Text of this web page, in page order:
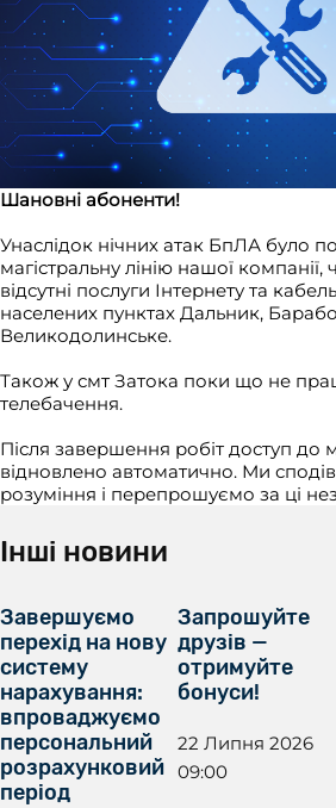
Шановні абоненти!
Унаслідок нічних атак БпЛА було
магістральну лінію нашої
відсутні послуги Інтернету та
населених пунктах Дальник,
Великодолинське.
Також у смт Затока поки що не
телебачення.
Після завершення робіт доступ до
відновлено автоматично. Ми
розуміння і перепрошуємо за ці
Інші новини
Завершуємо
перехід на нову
систему
нарахування:
впроваджуємо
персональний
розрахунковий
період
Запрошуйте
друзів —
отримуйте
бонуси!
22 Липня 2026
09:00